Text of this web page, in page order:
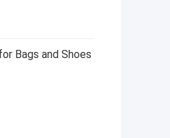
Bags and Shoes